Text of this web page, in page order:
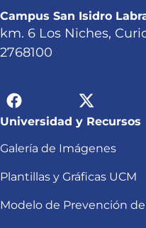
Campus San Isidro
km. 6 Los Niches,
2768100
Universidad y Recursos
Galería de Imágenes
Plantillas y Gráficas UCM
Modelo de Prevención